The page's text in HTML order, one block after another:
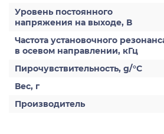
Уровень постоянного
напряжения на выходе, В
Частота установочного
в осевом направлении, кГц
Пирочувствительность, g/°С
Вес, г
Производитель